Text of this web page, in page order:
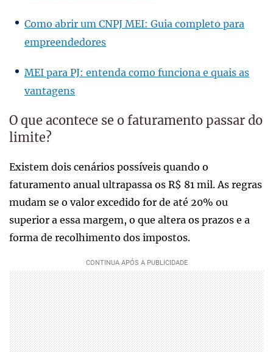
Como abrir um CNPJ MEI: Guia completo para
empreendedores
MEI para PJ: entenda como funciona e quais as
vantagens
O que acontece se o faturamento passar do
limite?
Existem dois cenários possíveis quando o
faturamento anual ultrapassa os R$ 81 mil. As regras
mudam se o valor excedido for de até 20% ou
superior a essa margem, o que altera os prazos e a
forma de recolhimento dos impostos.